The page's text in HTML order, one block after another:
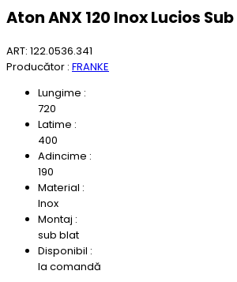
Aton ANX 120 Inox Lucios
ART: 122.0536.341
Producător : FRANKE
Lungime :
720
Latime :
400
Adincime :
190
Material :
Inox
Montaj :
sub blat
Disponibil :
la comandă